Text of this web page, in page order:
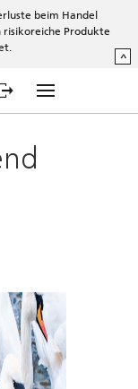
beim Handel
Produkte
^